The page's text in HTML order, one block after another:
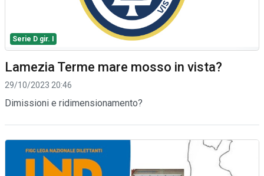
Serie D gir. I
Lamezia Terme mare mosso in vista?
29/10/2023 20:46
Dimissioni e ridimensionamento?